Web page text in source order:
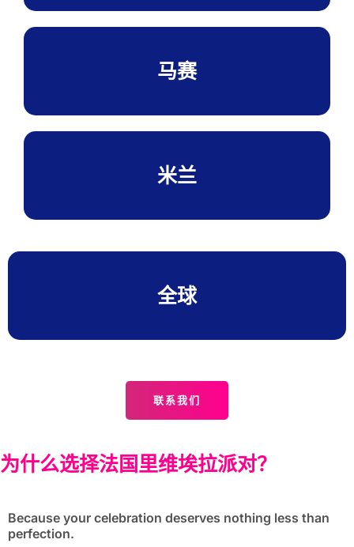
马赛
米兰
全球
联系我们
为什么选择法国里维埃拉派对？
Because your celebration deserves nothing less than
perfection.